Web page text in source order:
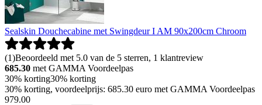
Sealskin Douchecabine met Swingdeur I AM 90x200cm Chroom
(1)Beoordeeld met 5.0 van de 5 sterren, 1 klantreview
685.30 met GAMMA Voordeelpas
30% korting30% korting
30% korting, voordeelprijs: 685.30 euro met GAMMA Voordeelpas
979.00